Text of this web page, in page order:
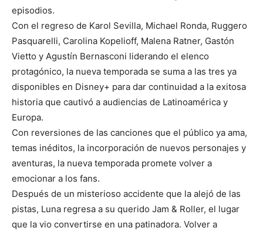
episodios.
Con el regreso de Karol Sevilla, Michael Ronda, Ruggero
Pasquarelli, Carolina Kopelioff, Malena Ratner, Gastón
Vietto y Agustín Bernasconi liderando el elenco
protagónico, la nueva temporada se suma a las tres ya
disponibles en Disney+ para dar continuidad a la exitosa
historia que cautivó a audiencias de Latinoamérica y
Europa.
Con reversiones de las canciones que el público ya ama,
temas inéditos, la incorporación de nuevos personajes y
aventuras, la nueva temporada promete volver a
emocionar a los fans.
Después de un misterioso accidente que la alejó de las
pistas, Luna regresa a su querido Jam & Roller, el lugar
que la vio convertirse en una patinadora. Volver a